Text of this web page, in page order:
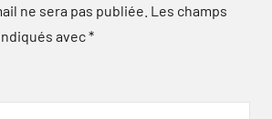
ne sera pas publiée. Les champs
avec*